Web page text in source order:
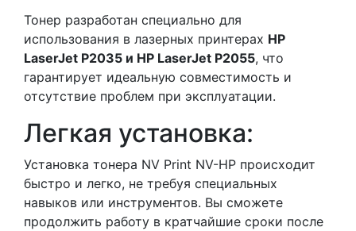
Тонер разработан специально для
использования в лазерных принтерах HP
LaserJet P2035 и HP LaserJet P2055, что
гарантирует идеальную совместимость и
отсутствие проблем при эксплуатации.
Легкая установка:
Установка тонера NV Print NV-HP происходит
быстро и легко, не требуя специальных
навыков или инструментов. Вы сможете
продолжить работу в кратчайшие сроки после